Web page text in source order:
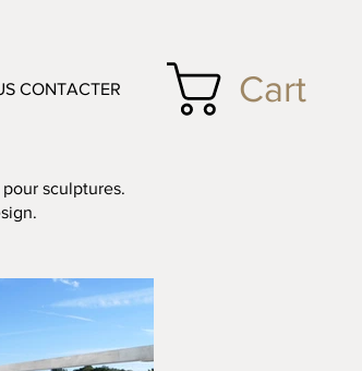
CONTACTER Cart
sculptures.